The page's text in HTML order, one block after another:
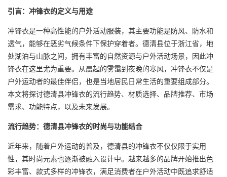
引言： 冲锋衣的定义与用途
冲锋衣是一种高性能的户外活动服装，其主要功能是防风、防水和
透气，能够在恶劣气候条件下保护穿着者。德清县位于浙江省，地
处湖泊与山脉之间，拥有丰富的自然资源与户外活动场景，因此冲
锋衣在这里尤为重要。从晨起的雾霭到夜晚的寒风，冲锋衣不仅是
户外运动者的最佳伴侣，也是当地居民日常生活的重要组成部分。
本文将探讨德清县冲锋衣的流行趋势、材质选择、品牌推荐、市场
需求、功能特点，以及未来发展。
流行趋势：德清县冲锋衣的时尚与功能结合
近年来，随着户外运动的普及，德清县的冲锋衣不仅仅限于实用
性，其时尚元素也逐渐被融入设计中。越来越多的品牌开始推出色
彩丰富、款式多样的冲锋衣，满足消费者在户外活动中既追求舒适